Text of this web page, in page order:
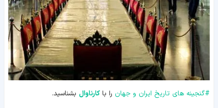
#گنجینه های تاریخ ایران و جهان را باکارناوال بشناسید.